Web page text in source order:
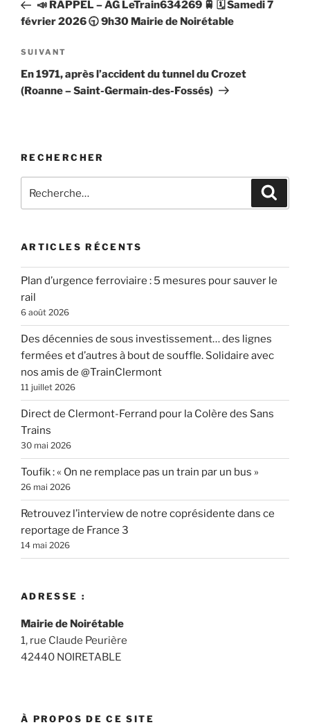
l’article
📣 RAPPEL – AG LeTrain634269 🚆 🗓 Samedi 7
février 2026 🕤 9h30 Mairie de Noirétable
Article
suivant
SUIVANT
En 1971, après l’accident du tunnel du Crozet
(Roanne – Saint-Germain-des-Fossés)
RECHERCHER
pour
ARTICLES RÉCENTS
Plan d’urgence ferroviaire : 5 mesures pour sauver le
rail
6 août 2026
Des décennies de sous investissement… des lignes
fermées et d’autres à bout de souffle. Solidaire avec
nos amis de @TrainClermont
11 juillet 2026
Direct de Clermont-Ferrand pour la Colère des Sans
Trains
30 mai 2026
Toufik : « On ne remplace pas un train par un bus »
26 mai 2026
Retrouvez l’interview de notre coprésidente dans ce
reportage de France 3
14 mai 2026
ADRESSE :
Mairie de Noirétable
1, rue Claude Peurière
42440 NOIRETABLE
À PROPOS DE CE SITE